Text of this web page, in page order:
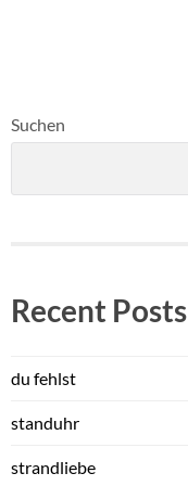
Suchen
Recent Posts
du fehlst
standuhr
strandliebe